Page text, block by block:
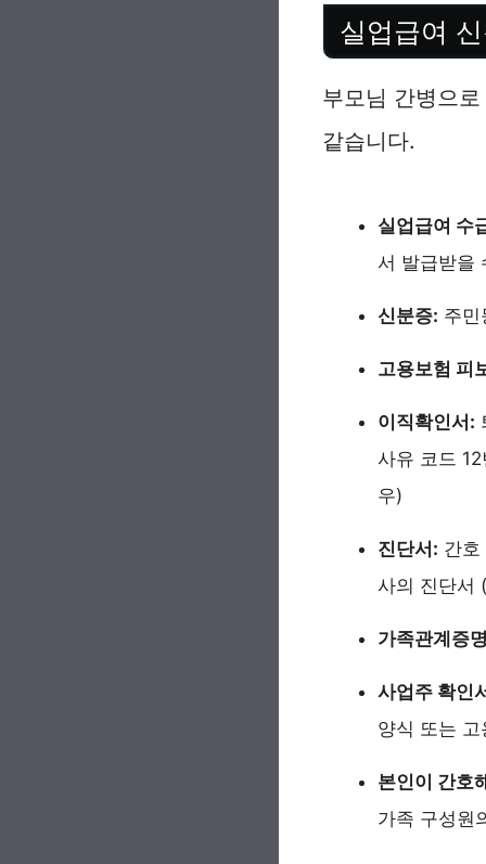
실업급여
부모님 간병으
같습니다.
실업급여 수
서 발급받을
신분증: 주민
고용보험 피
이직확인서:
사유 코드
우)
진단서: 간
사의 진단서
가족관계증
사업주 확인
양식 또는
본인이 간호
가족 구성원